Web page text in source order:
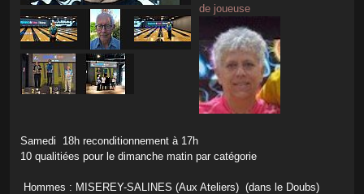
de joueuse
Samedi 18h reconditionnement à 17h
10 qualitiées pour le dimanche matin par catégorie
Hommes : MISEREY-SALINES (Aux Ateliers) (dans le Doubs)